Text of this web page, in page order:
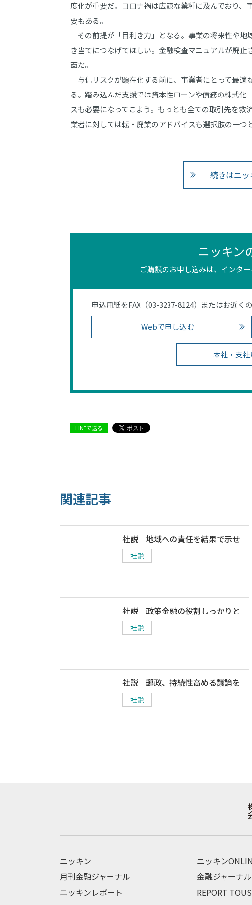
度化が重要だ。コロナ禍は広範な業種に及んでおり
要もある。
その前提が「目利き力」となる。事業の将来性や地
き当てにつなげてほしい。金融検査マニュアルが廃
面だ。
与信リスクが顕在化する前に、事業者にとって最適
る。踏み込んだ支援では資本性ローンや債務の株式
スも必要になってこよう。もっとも全ての取引先を
業者に対しては転・廃業のアドバイスも選択肢の一つ
続きはニッ
ニッキン
ご購読のお申し込みは、インタ
申込用紙をFAX（03-3237-8124）またはお近く
Webで申し込む
本社・支社
LINEで送る
関連記事
社説 地域への責任を結果で示せ
社説
社説 政策金融の役割しっかりと
社説
社説 郵政、持続性高める議論を
社説
ニッキン
月刊金融ジャーナル
ニッキンレポート
ニッキン
金融ジャーナ
REPORT